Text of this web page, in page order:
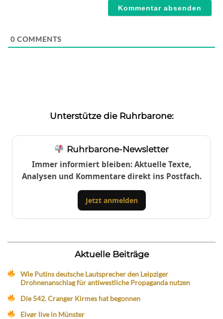
0 COMMENTS
Unterstütze die Ruhrbarone:
Ruhrbarone-Newsletter
Immer informiert bleiben: Aktuelle Texte,
Analysen und Kommentare direkt ins Postfach.
Jetzt anmelden
Aktuelle Beiträge
Wie Putins deutsche Lautsprecher den Leipziger
Drohnenanschlag für antiwestliche Propaganda nutzen
Die 542. Cranger Kirmes hat begonnen
Eivør live in Münster